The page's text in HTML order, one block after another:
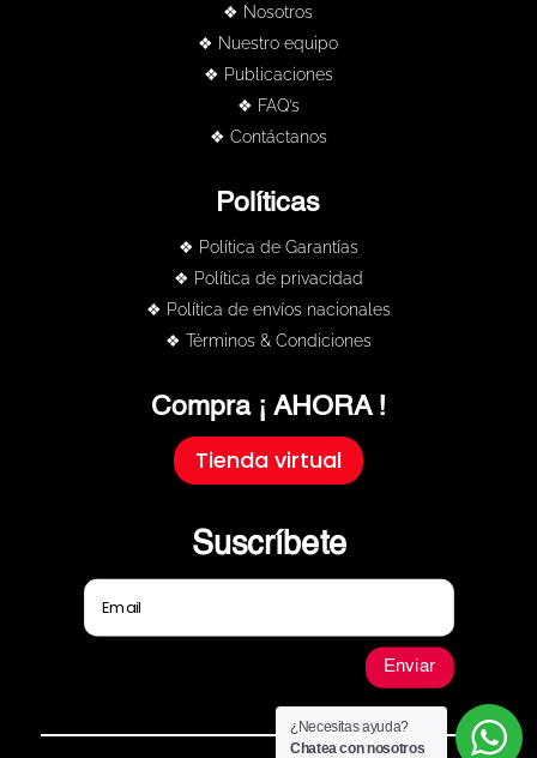
❖ Nosotros
❖ Nuestro equipo
❖ Publicaciones
❖ FAQ’s
❖ Contáctanos
Políticas
❖ Política de Garantías
❖ Política de privacidad
❖ Política de envíos nacionales
❖ Términos & Condiciones
Compra ¡ AHORA !
Tienda virtual
Suscríbete
Enviar
¿Necesitas ayuda?
Chatea con nosotros